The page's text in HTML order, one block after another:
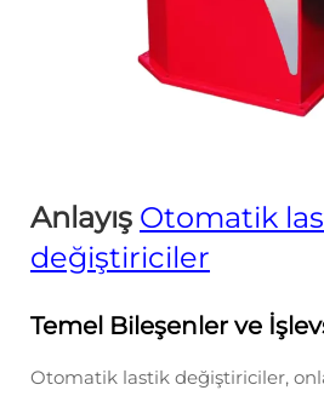
Anlayış Otomatik
değiştiriciler
Temel Bileşenler ve
Otomatik lastik değiştiriciler,